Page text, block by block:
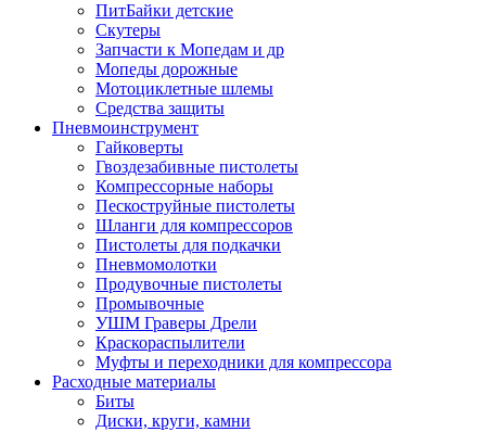
ПитБайки детские
Скутеры
Запчасти к Мопедам и др
Мопеды дорожные
Мотоциклетные шлемы
Средства защиты
Пневмоинструмент
Гайковерты
Гвоздезабивные пистолеты
Компрессорные наборы
Пескоструйные пистолеты
Шланги для компрессоров
Пистолеты для подкачки
Пневмомолотки
Продувочные пистолеты
Промывочные
УШМ Граверы Дрели
Краскораспылители
Муфты и переходники для компрессора
Расходные материалы
Биты
Диски, круги, камни